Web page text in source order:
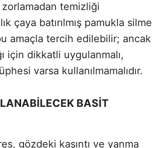
zorlamadan temizliği
çaya batırılmış pamukla silme
amaçla tercih edilebilir; ancak
için dikkatli uygulanmalı,
varsa kullanılmamalıdır.
BASİT
gözdeki kaşıntı ve yanma